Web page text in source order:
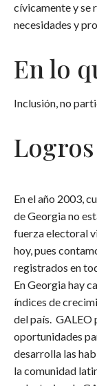
cívicamente y se
necesidades y
En lo
Inclusión, no
Logros
En el año 2003,
de Georgia no
fuerza electoral
hoy, pues
registrados en
En Georgia hay
índices de
del país. GALEO
oportunidades
desarrolla las
la comunidad